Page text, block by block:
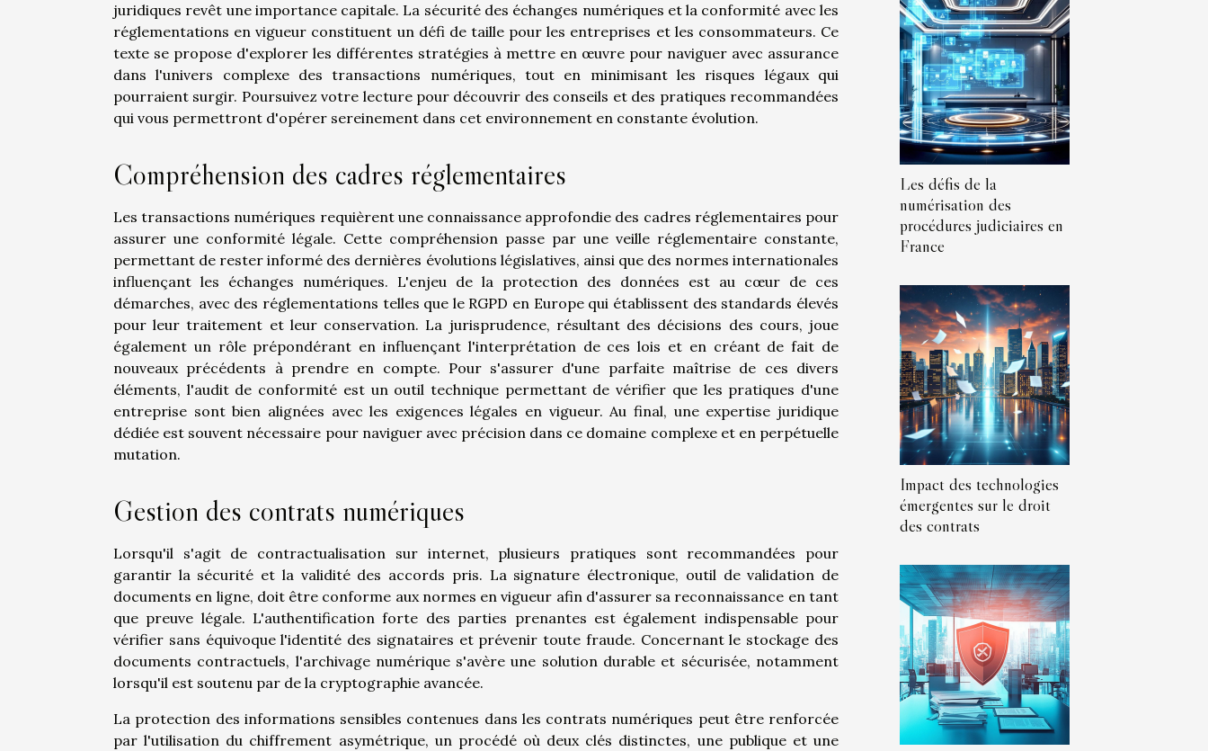
juridiques revêt une importance capitale. La sécurité des échanges numériques et la conformité avec les
réglementations en vigueur constituent un défi de taille pour les entreprises et les consommateurs. Ce
texte se propose d'explorer les différentes stratégies à mettre en œuvre pour naviguer avec assurance
dans l'univers complexe des transactions numériques, tout en minimisant les risques légaux qui
pourraient surgir. Poursuivez votre lecture pour découvrir des conseils et des pratiques recommandées
qui vous permettront d'opérer sereinement dans cet environnement en constante évolution.
Compréhension des cadres réglementaires
Les transactions numériques requièrent une connaissance approfondie des cadres réglementaires pour
assurer une conformité légale. Cette compréhension passe par une veille réglementaire constante,
permettant de rester informé des dernières évolutions législatives, ainsi que des normes internationales
influençant les échanges numériques. L'enjeu de la protection des données est au cœur de ces
démarches, avec des réglementations telles que le RGPD en Europe qui établissent des standards élevés
pour leur traitement et leur conservation. La jurisprudence, résultant des décisions des cours, joue
également un rôle prépondérant en influençant l'interprétation de ces lois et en créant de fait de
nouveaux précédents à prendre en compte. Pour s'assurer d'une parfaite maîtrise de ces divers
éléments, l'audit de conformité est un outil technique permettant de vérifier que les pratiques d'une
entreprise sont bien alignées avec les exigences légales en vigueur. Au final, une expertise juridique
dédiée est souvent nécessaire pour naviguer avec précision dans ce domaine complexe et en perpétuelle
mutation.
Gestion des contrats numériques
Lorsqu'il s'agit de contractualisation sur internet, plusieurs pratiques sont recommandées pour
garantir la sécurité et la validité des accords pris. La signature électronique, outil de validation de
documents en ligne, doit être conforme aux normes en vigueur afin d'assurer sa reconnaissance en tant
que preuve légale. L'authentification forte des parties prenantes est également indispensable pour
vérifier sans équivoque l'identité des signataires et prévenir toute fraude. Concernant le stockage des
documents contractuels, l'archivage numérique s'avère une solution durable et sécurisée, notamment
lorsqu'il est soutenu par de la cryptographie avancée.
La protection des informations sensibles contenues dans les contrats numériques peut être renforcée
par l'utilisation du chiffrement asymétrique, un procédé où deux clés distinctes, une publique et une
Les défis de la
numérisation des
procédures judiciaires en
France
Impact des technologies
émergentes sur le droit
des contrats